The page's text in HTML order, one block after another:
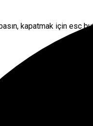
kapatmak için esc
takip edebilirsiniz.